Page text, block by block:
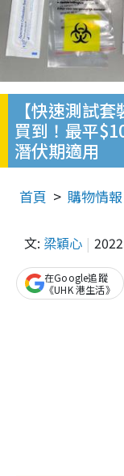
【快速測試
買到！最平
潛伏期適用
首頁 購物情報
文: 梁穎心
在Google追蹤
《UHK 港生活》